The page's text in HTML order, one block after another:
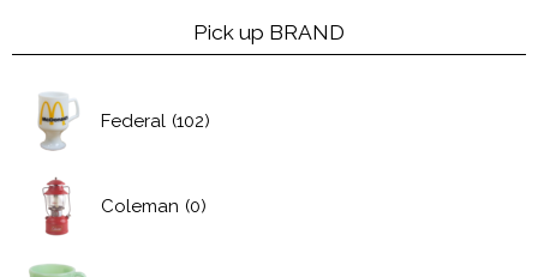
Pick up BRAND
Federal (102)
Coleman (0)